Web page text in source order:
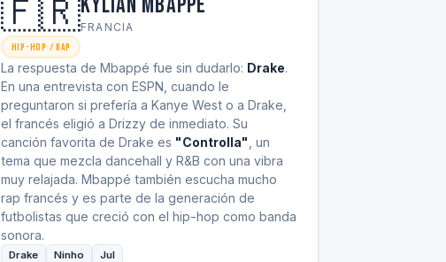
🇫🇷FRANCIA
Hip-Hop / Rap
La respuesta de Mbappé fue sin dudarlo: Drake.
En una entrevista con ESPN, cuando le
preguntaron si prefería a Kanye West o a Drake,
el francés eligió a Drizzy de inmediato. Su
canción favorita de Drake es "Controlla" , un
tema que mezcla dancehall y R&B con una vibra
muy relajada. Mbappé también escucha mucho
rap francés y es parte de la generación de
futbolistas que creció con el hip-hop como banda
sonora.
Drake Ninho Jul